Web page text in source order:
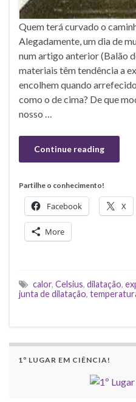
Quem terá curvado o
Alegadamente, um dia de
num artigo anterior (Balão
materiais têm tendência a
encolhem quando
como o de cima? De que
nosso …
Continue reading
Partilhe o conhecimento!
Facebook X
More
calor, Celsius, dilatação,
junta de dilatação,
1º LUGAR EM CIÊNCIA!